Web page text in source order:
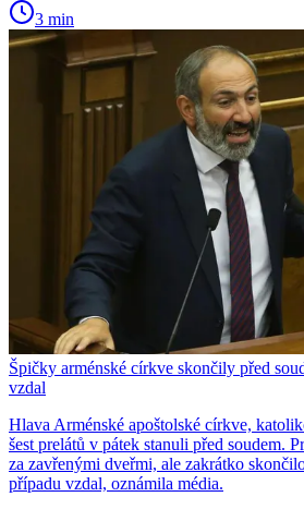
3 min
Špičky arménské církve skončily před
vzdal
Hlava Arménské apoštolské církve,
šest prelátů v pátek stanuli před soudem.
za zavřenými dveřmi, ale zakrátko
případu vzdal, oznámila média.